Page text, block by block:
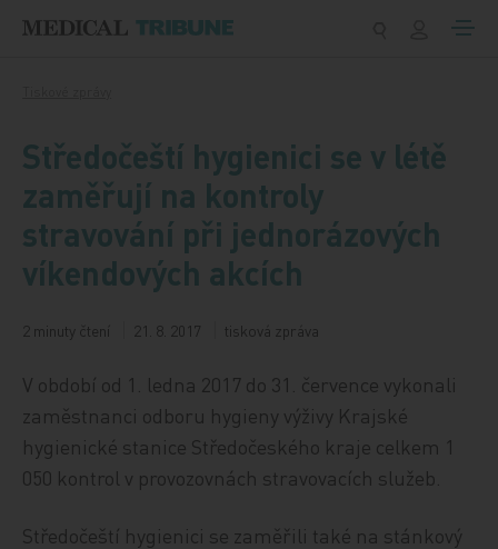
Středočeští hygienici se v létě
zaměřují na kontroly
stravování při jednorázových
víkendových akcích
2 minuty čtení 21. 8. 2017 tisková zpráva
V období od 1. ledna 2017 do 31. července vykonali
zaměstnanci odboru hygieny výživy Krajské
hygienické stanice Středočeského kraje celkem 1
050 kontrol v provozovnách stravovacích služeb.
Středočeští hygienici se zaměřili také na stánkový